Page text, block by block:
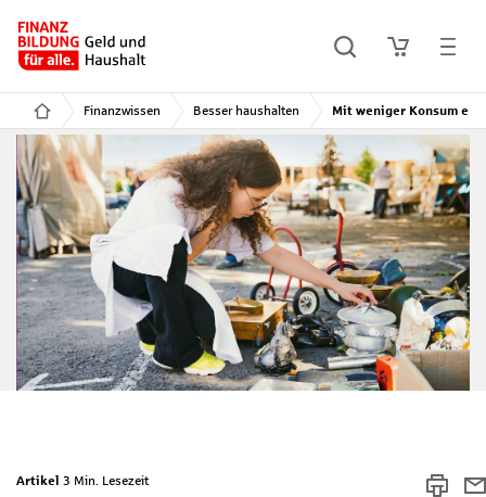
Finanzwissen Besser haushalten Mit weniger Konsum
Artikel 3 Min. Lesezeit